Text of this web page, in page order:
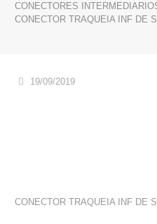
CONECTORES
CONECTOR TRAQUEIA INF DE
19/09/2019
CONECTOR TRAQUEIA INF DE